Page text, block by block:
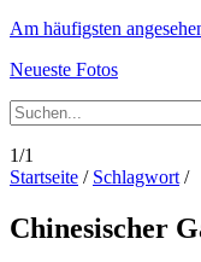
Am häufigsten
Neueste Fotos
1/1
Startseite / Schlagwort /
Chinesischer